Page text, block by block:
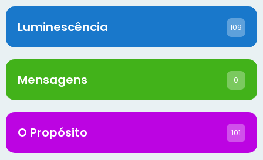
Luminescência 109
Mensagens 0
O Propósito 101